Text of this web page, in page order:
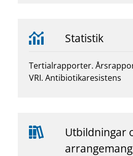
Statistik
Tertialrapporter.
VRI. Antibiotikaresistens
Utbildningar
arrangemang